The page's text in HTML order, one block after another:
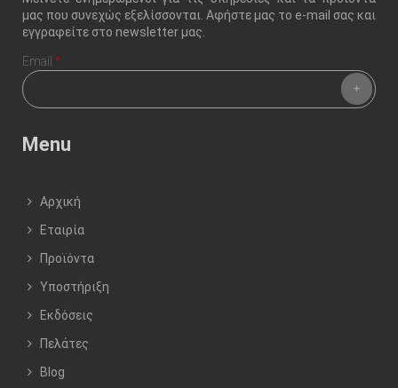
μας που συνεχώς εξελίσσονται. Αφήστε μας το e-mail σας και
εγγραφείτε στο newsletter μας.
Email *
Menu
Αρχική
Εταιρία
Προϊόντα
Υποστήριξη
Εκδόσεις
Πελάτες
Blog